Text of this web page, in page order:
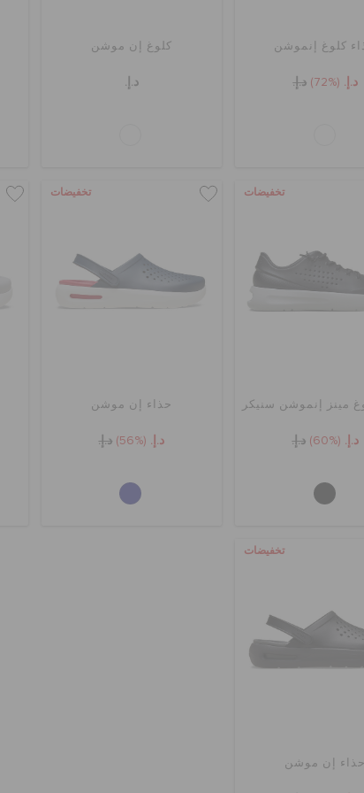
كلوغ إنموشن
د.إ. (72%) د.إ.
كلوغ إن موشن
د.إ.
تخفيضات
مينز إنموشن سنيكر
د.إ. (60%) د.إ.
تخفيضات
حذاء إن موشن
د.إ. (56%) د.إ.
تخفيضات
إن موشن